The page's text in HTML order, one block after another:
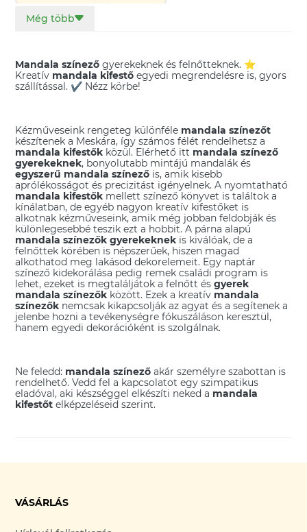
Szakrális csakra ékszerek, ajándékok
Spirituális dekorációk
Még több
Mandala színező gyerekeknek és felnőtteknek. ⭐
Kreatív mandala kifestő egyedi megrendelésre is, gyors
szállítással. ✔️ Nézz körbe!
Kézműveseink rengeteg különféle mandala színezőt
készítenek a Meskára, így számos félét rendelhetsz a
mandala kifestők közül. Elérhető itt mandala színező
gyerekeknek, bonyolutabb mintájú mandalák és
egyszerű mandala színező is, amik kisebb
aprólékosságot és precizitást igényelnek. A nyomtatható
mandala kifestők mellett színező könyvet is találtok a
kínálatban, de egyéb nagyon kreatív kifestőket is
alkotnak kézműveseink, amik még jobban feldobják és
különlegesebbé teszik ezt a hobbit. A párna alapú
mandala színezők gyerekeknek is kiválóak, de a
felnőttek körében is népszerűek, hiszen magad
alkothatod meg lakásod dekorelemeit. Egy naptár
színező kidekorálása pedig remek családi program is
lehet, ezeket is megtaláljátok a felnőtt ésgyerek
mandala színezők között. Ezek a kreatív mandala
színezők nemcsak kikapcsolják az agyat és a segítenek a
jelenbe hozni a tevékenységre fókuszáláson keresztül,
hanem egyedi dekorációként is szolgálnak.
Ne feledd: mandala színező akár személyre szabottan is
rendelhető. Vedd fel a kapcsolatot egy szimpatikus
eladóval, aki készséggel elkészíti neked a mandala
kifestőtelképzeléseid szerint.
VÁSÁRLÁS